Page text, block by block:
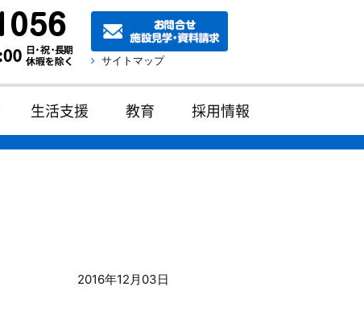
サイトマップ
生活支援 教育 採用情報
2016年12月03日